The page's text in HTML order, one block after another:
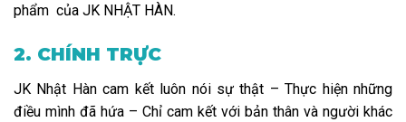
phẩm của JK NHẬT HÀN.
2. CHÍNH TRỰC
JK Nhật Hàn cam kết luôn nói sự thật – Thực hiện những
điều mình đã hứa – Chỉ cam kết với bản thân và người khác